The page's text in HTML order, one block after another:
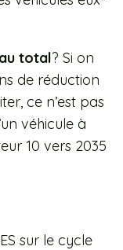
total? Si on
de réduction
ce n’est pas
véhicule à
10 vers 2035
sur le cycle